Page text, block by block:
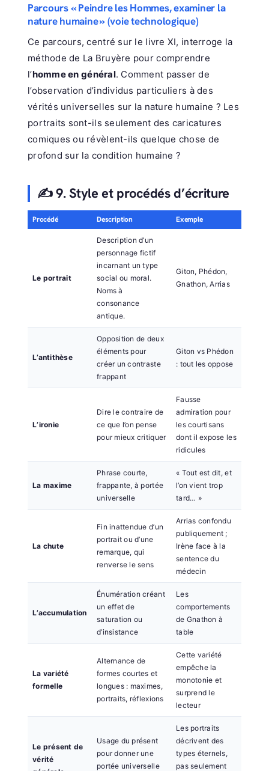
Parcours « Peindre les Hommes, examiner la
nature humaine » (voie technologique)
Ce parcours, centré sur le livre XI, interroge la
méthode de La Bruyère pour comprendre
l’homme en général. Comment passer de
l’observation d’individus particuliers à des
vérités universelles sur la nature humaine ? Les
portraits sont-ils seulement des caricatures
comiques ou révèlent-ils quelque chose de
profond sur la condition humaine ?
✍️ 9. Style et procédés d’écriture
Procédé Description Exemple
Le portrait
Description d’un
personnage fictif
incarnant un type
social ou moral.
Noms à
consonance
antique.
Giton, Phédon,
Gnathon, Arrias
L’antithèse
Opposition de deux
éléments pour
créer un contraste
frappant
Giton vs Phédon
: tout les oppose
L’ironie
Dire le contraire de
ce que l’on pense
pour mieux critiquer
Fausse
admiration pour
les courtisans
dont il expose les
ridicules
La maxime
Phrase courte,
frappante, à portée
universelle
« Tout est dit, et
l’on vient trop
tard… »
La chute
Fin inattendue d’un
portrait ou d’une
remarque, qui
renverse le sens
Arrias confondu
publiquement ;
Irène face à la
sentence du
médecin
L’accumulation
Énumération créant
un effet de
saturation ou
d’insistance
Les
comportements
de Gnathon à
table
La variété
formelle
Alternance de
formes courtes et
longues : maximes,
portraits, réflexions
Cette variété
empêche la
monotonie et
surprend le
lecteur
Le présent de
vérité
Usage du présent
pour donner une
portée universelle
Les portraits
décrivent des
types éternels,
pas seulement